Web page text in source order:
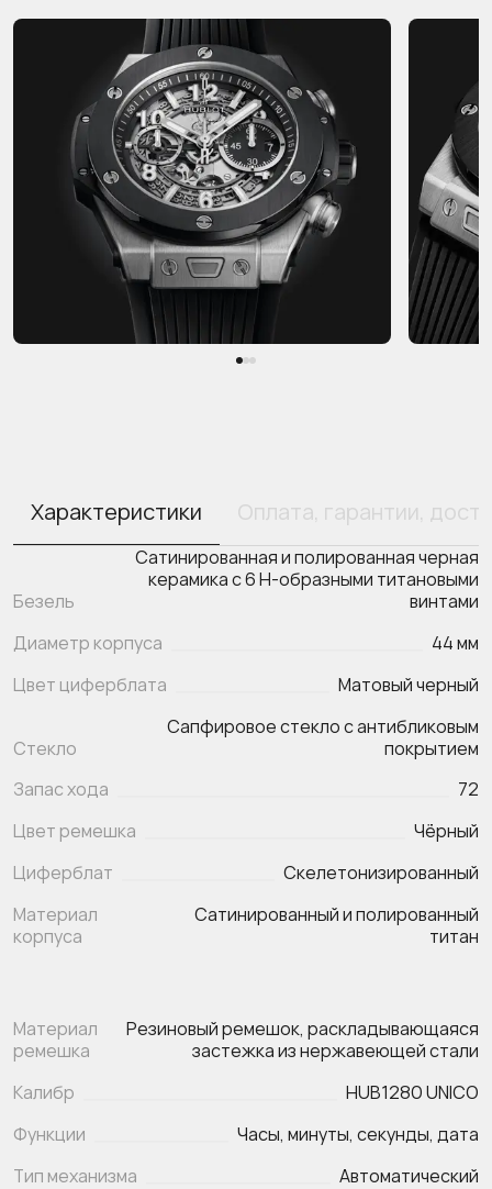
Характеристики Оплата, гарантии,
Безель
Сатинированная и полированная черная
керамика с 6 H-образными титановыми
винтами
Диаметр корпуса
44 мм
Цвет циферблата
Матовый черный
Стекло
Сапфировое стекло с антибликовым
покрытием
Запас хода
72
Цвет ремешка
Чёрный
Циферблат
Скелетонизированный
Материал
корпуса
Сатинированный и полированный
титан
Материал
ремешка
Резиновый ремешок, раскладывающаяся
застежка из нержавеющей стали
Калибр
HUB1280 UNICO
Функции
Часы, минуты, секунды, дата
Тип механизма
Автоматический